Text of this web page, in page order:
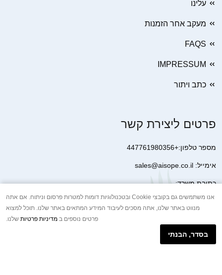
עלינו
מעקב אחר הזמנות
FAQS
IMPRESSUM
כתב ויתור
פרטים ליצירת קשר
מספר טלפון:+447761980356
אימייל: sales@aisope.co.il
כתובת משרד:
41 Devonshire Street Ground Floor Office 1 London W1G 7AJ
United Kingdom
+44 7410 2065017
הודעת וואטסאפ באינטרנט
אנו משתמשים גם בקובצי Cookie ובטכנולוגיות דומות למטרות פרסום וניתוח. אם אתה
מנווט באתר שלנו, אתה מסכים לעיבוד המידע המתאים באתר שלנו. תוכל למצוא
פרטים נוספים ב מדיניות פרטיות שלנו.
בסדר, הבנתי